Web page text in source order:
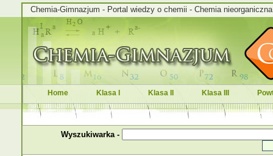
Chemia-Gimnazjum - Portal wiedzy o chemii - Chemia
Home Klasa I Klasa II Klasa III
Wyszukiwarka -